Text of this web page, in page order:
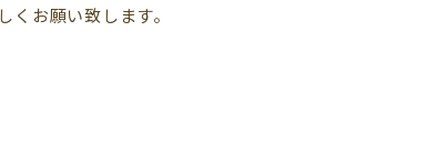
お願い致します。